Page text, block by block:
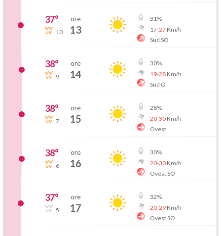
37°
10
ore
13
31%
17-27Km/h
Sud SO
38°
9
ore
14
30%
19-28Km/h
Sud O
38°
7
ore
15
28%
20-30Km/h
Ovest
38°
6
ore
16
30%
20-30Km/h
Ovest SO
37°
5
ore
17
32%
20-29Km/h
Ovest SO